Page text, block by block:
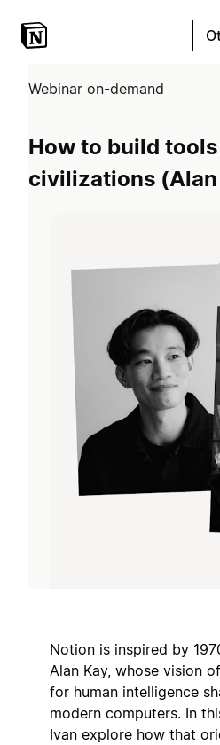
Webinar on-demand
How to build
civilizations (Alan
Notion is inspired by
Alan Kay, whose vision
for human intelligence
modern computers. In
Ivan explore how that